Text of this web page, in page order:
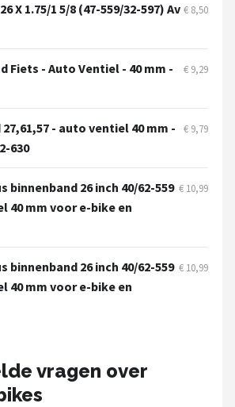
X 1.75/1 5/8 (47-559/32-597) Av € 8,50
Fiets - Auto Ventiel - 40 mm -
€ 9,29
27,61,57 - auto ventiel 40 mm -
630
€ 9,79
binnenband 26 inch 40/62-559
40 mm voor e-bike en
€ 10,99
binnenband 26 inch 40/62-559
40 mm voor e-bike en
€ 10,99
vragen over